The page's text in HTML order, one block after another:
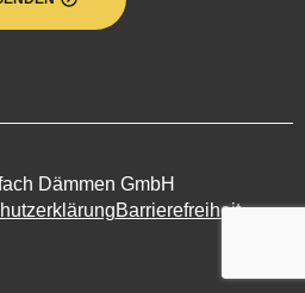
Dämmen GmbH
Barrierefreiheit